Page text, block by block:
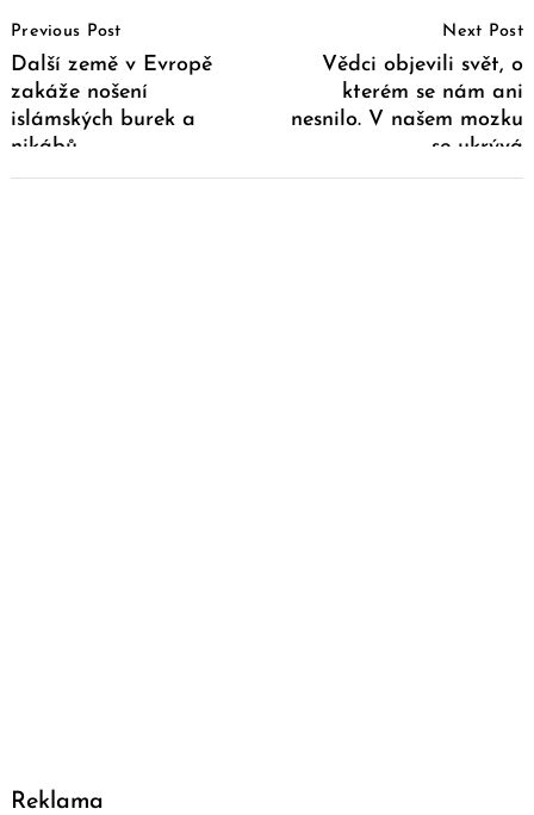
Navigation
Previous Post
Další země v Evropě
zakáže nošení
islámských burek a
nikábů
Next Post
Vědci objevili svět, o
kterém se nám ani
nesnilo. V našem mozku
se ukrývá
multidimenzionální svět,
Reklama